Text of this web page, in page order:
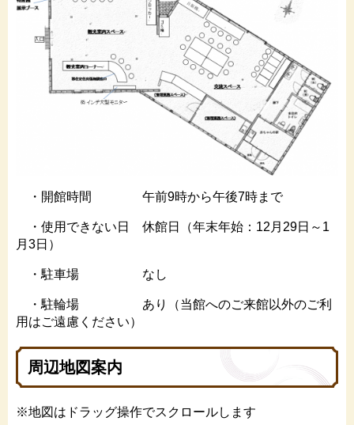
・開館時間 午前9時から午後7時まで
・使用できない日 休館日（年末年始：12月29日～1
月3日）
・駐車場 なし
・駐輪場 あり（当館へのご来館以外のご利
用はご遠慮ください）
周辺地図案内
※地図はドラッグ操作でスクロールします